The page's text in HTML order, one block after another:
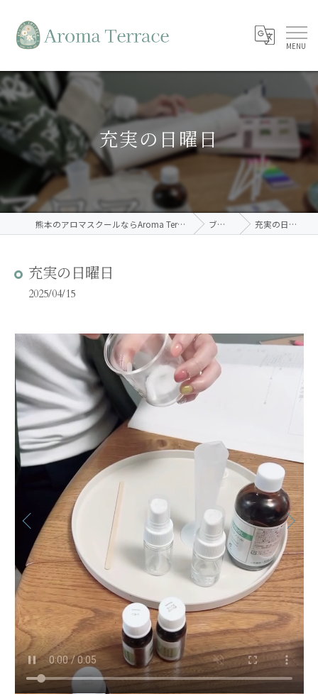
充実の日曜日
熊本のアロマスクールならAroma Terrace ブログ 充実の日曜日
充実の日曜日
2025/04/15